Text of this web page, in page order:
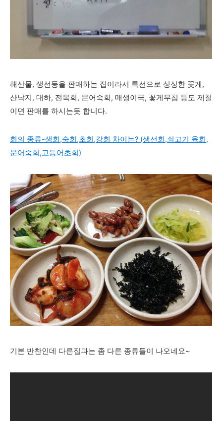
해산물, 생선등을 판매하는 집이라서 특선으로 싱싱한 꽃게,
산낙지, 대하, 전목회, 문어숙회, 매생이국, 꽃게무침 등도 제철
이면 판매를 하시는듯 합니다.
회의 종류-생회,숙회,초회,강회 차이는? (생선회,쇠고기 육회,
문어숙회,고등어초회)
기본 반찬인데 다른집과는 좀 다른 종류들이 나오네요~